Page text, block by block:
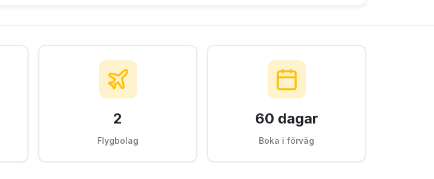
2
Flygbolag
60 dagar
Boka i förväg